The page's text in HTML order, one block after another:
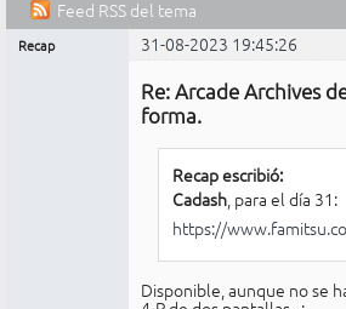
Feed RSS del tema
Recap 31-08-2023 19:45:26
Re: Arcade Archives
forma.
Recap escribió:
Cadash, para el día 31:
https://
Disponible, aunque no se